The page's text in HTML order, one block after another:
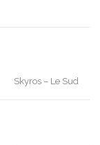
Skyros – Le Sud